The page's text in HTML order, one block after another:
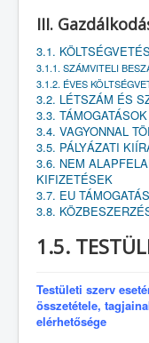
III.
3.1.
3.1.1. SZÁMVITELI
3.1.2. ÉVES
3.2. LÉTSZÁM ÉS
3.3. TÁMOGATÁSOK
3.4. VAGYONNAL
3.5. PÁLYÁZATI
3.6. NEM
KIFIZETÉSEK
3.7. EU
3.8.
1.5.
Testületi szerv
összetétele,
elérhetősége